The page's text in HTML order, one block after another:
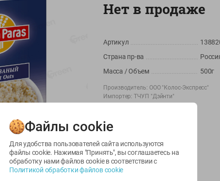
руб./шт
-22%
Икра
трески
тихоокеанской
деликатесная
Лунское море 120г
ж/б ключ
-17%
сельди
тихоокеанской
Лунское море 120г
Нет в продаже
Артикул
Страна пр-ва
Масса / Объем
500г
Производитель: ООО "Колос-Экспресс"
Импортер:ТЧУП "Дэйнти"
Файлы cookie
Для удобства пользователей сайта используются
файлы cookie. Нажимая "Принять", вы соглашаетесь на
обработку нами файлов cookie в соответствии с
Политикой обработки файлов cookie